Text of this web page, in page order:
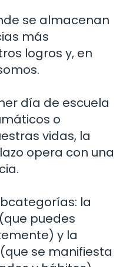
se almacenan
más
logros y, en
día de escuela
o
vidas, la
opera con una
la
puedes
y la
se manifiesta